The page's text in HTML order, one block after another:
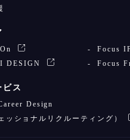
Focus
DESIGN
Focus
ビス
Design
ッショナルリクルーティング）